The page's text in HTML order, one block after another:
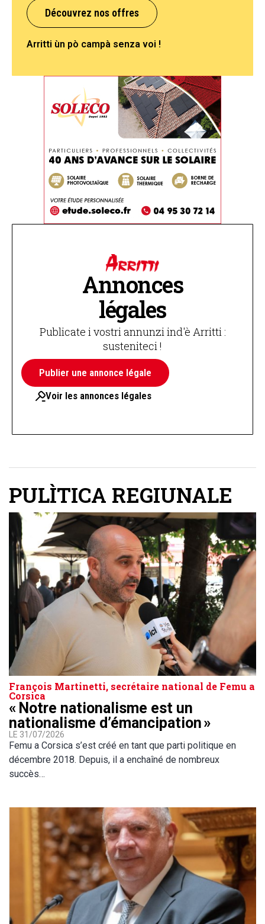
Découvrez nos offres
Arritti ùn pò campà senza voi !
Annonces
légales
Publicate i vostri annunzi ind'è Arritti :
susteniteci !
Publier une annonce légale
Voir les annonces légales
PULÌTICA REGIUNALE
François Martinetti, secrétaire national de Femu a
Corsica
« Notre nationalisme est un
nationalisme d’émancipation »
LE 31/07/2026
Femu a Corsica s’est créé en tant que parti politique en
décembre 2018. Depuis, il a enchaîné de nombreux
succès…